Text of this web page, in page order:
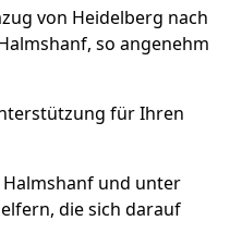
von Heidelberg nach
so angenehm
für Ihren
und unter
die sich darauf